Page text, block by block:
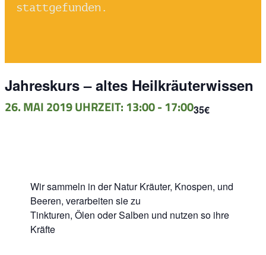
stattgefunden.
Jahreskurs – altes Heilkräuterwissen
26. MAI 2019 UHRZEIT: 13:00-17:0035€
Wir sammeln in der Natur Kräuter, Knospen, und
Beeren, verarbeiten sie zu
Tinkturen, Ölen oder Salben und nutzen so ihre
Kräfte